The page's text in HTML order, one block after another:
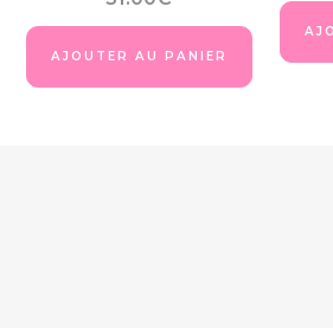
AJOUTER AU PANIER
produit